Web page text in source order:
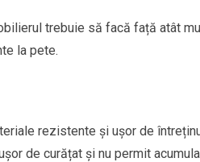
trebuie să facă față atât
la pete.
rezistente și ușor de
de curățat și nu permit